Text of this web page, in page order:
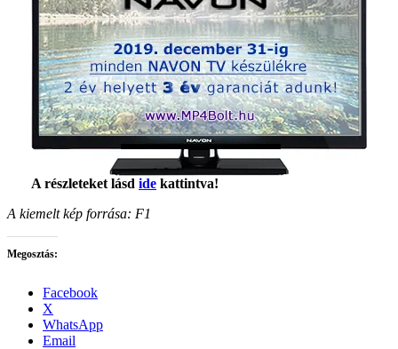
A részleteket lásd ide kattintva!
A kiemelt kép forrása: F1
Megosztás:
Facebook
X
WhatsApp
Email